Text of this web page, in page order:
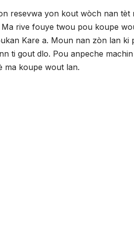
resevwa yon kout wòch nan tèt
rive fouye twou pou koupe
Kare a. Moun nan zòn lan ki
ti gout dlo. Pou anpeche
ma koupe wout lan.